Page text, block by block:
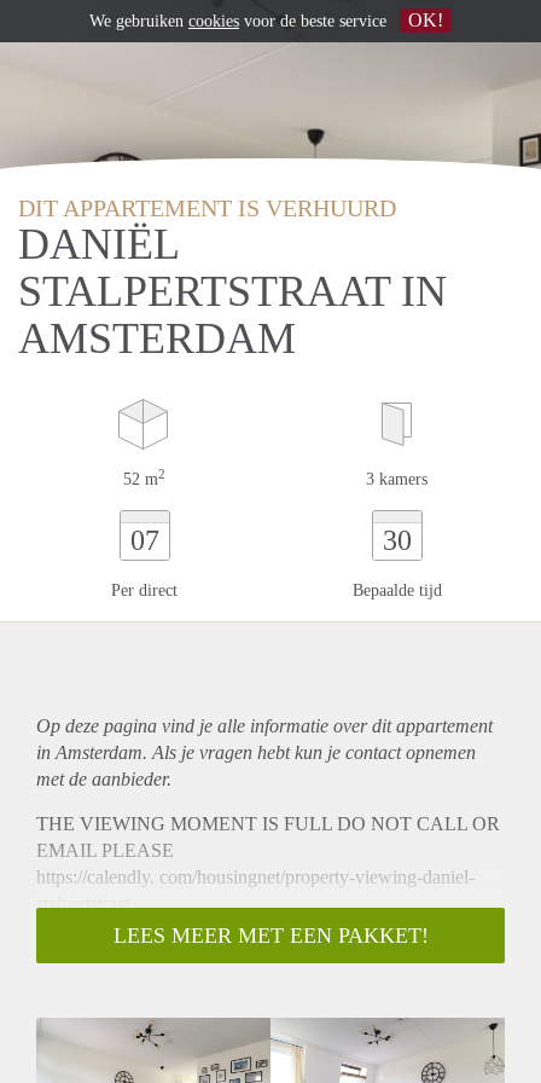
DIT APPARTEMENT IS VERHUURD
DANIËL
STALPERTSTRAAT IN
AMSTERDAM
52 m2 3 kamers
07
Per direct
30
Bepaalde tijd
Op deze pagina vind je alle informatie over ditappartement
in Amsterdam. Als je vragen hebt kun je contact opnemen
met de aanbieder.
THE VIEWING MOMENT IS FULL DO NOT CALL OR
EMAIL PLEASE
https://calendly. com/housingnet/property-viewing-daniel-
stalpertstraat
PERFECT FOR A SINGEL OR A COUPLE
NO STUDENTS
Very cosy 3-room apartment for rent in the popular area of
the Pijp in Amsterdam. The apartment is perfect for a single
LEES MEER MET EEN PAKKET!
We gebruiken cookies voor de beste service OK!